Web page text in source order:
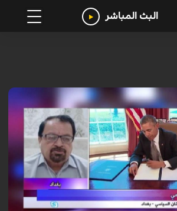
البث المباشر